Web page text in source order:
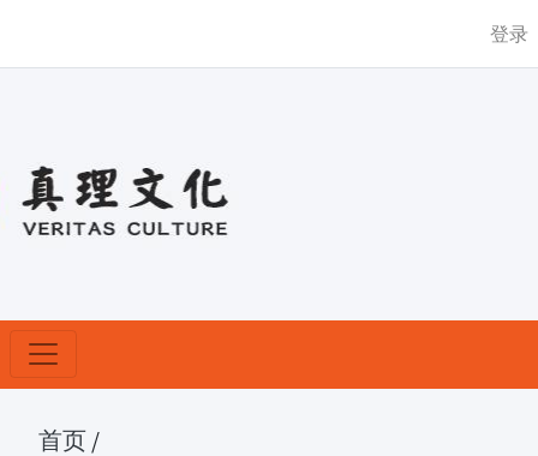
登录
首页 /